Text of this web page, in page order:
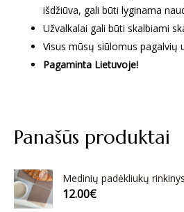
Panašūs produktai
Medinių padėkliukų
12.00€
išdžiūva, gali būti lyginama
Užvalkalai gali būti skalbiami
Visus mūsų siūlomus pagalvių
Pagaminta Lietuvoje!